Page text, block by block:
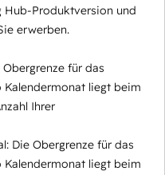
Hub-Produktversion und
erwerben.
für das
Kalendermonat liegt beim
Ihrer
Die Obergrenze für das
Kalendermonat liegt beim